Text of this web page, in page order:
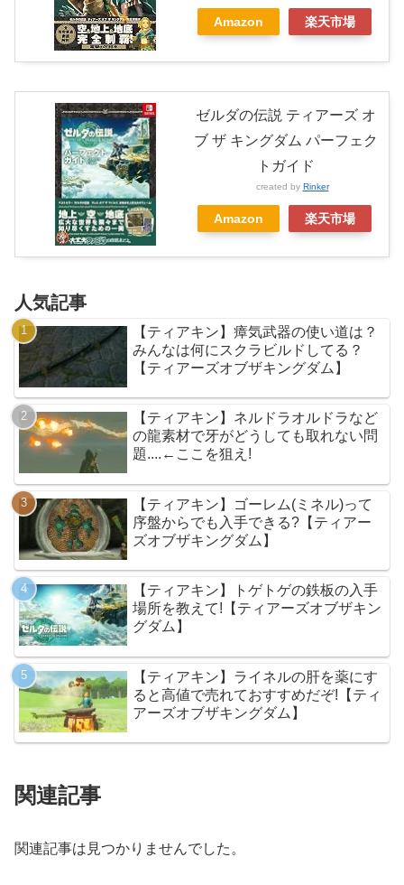
Amazon 楽天市場
ゼルダの伝説 ティアーズ オ
ブ ザ キングダム パーフェク
トガイド
created by Rinker
Amazon 楽天市場
人気記事
【ティアキン】瘴気武器の使い道は？
みんなは何にスクラビルドしてる？
【ティアーズオブザキングダム】
【ティアキン】ネルドラオルドラなど
の龍素材で牙がどうしても取れない問
題....←ここを狙え!
【ティアキン】ゴーレム(ミネル)って
序盤からでも入手できる?【ティアー
ズオブザキングダム】
【ティアキン】トゲトゲの鉄板の入手
場所を教えて!【ティアーズオブザキン
グダム】
【ティアキン】ライネルの肝を薬にす
ると高値で売れておすすめだぞ!【ティ
アーズオブザキングダム】
関連記事
関連記事は見つかりませんでした。